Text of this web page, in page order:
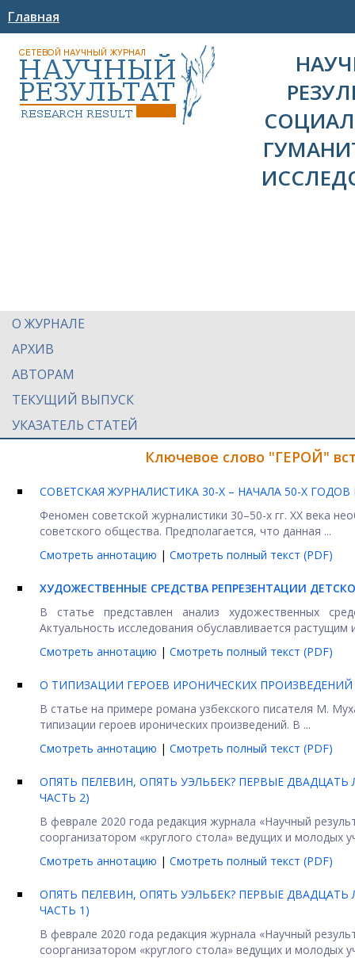
Главная
О ЖУРНАЛЕ
АРХИВ
АВТОРАМ
ТЕКУЩИЙ ВЫПУСК
УКАЗАТЕЛЬ СТАТЕЙ
Ключевое слово "ГЕРОЙ"
СОВЕТСКАЯ ЖУРНАЛИСТИКА 30-Х – НАЧАЛА 50-Х
Феномен советской журналистики 30–50-х гг. ХХ века
советского общества. Предполагается, что данная ...
Смотреть аннотацию | Смотреть полный текст (PDF)
ХУДОЖЕСТВЕННЫЕ СРЕДСТВА РЕПРЕЗЕНТАЦИИ
В статье представлен анализ художественных
Актуальность исследования обуславливается растущим
Смотреть аннотацию | Смотреть полный текст (PDF)
О ТИПИЗАЦИИ ГЕРОЕВ ИРОНИЧЕСКИХ ПРОИЗВЕДЕНИЙ
В статье на примере романа узбекского писателя М.
типизации героев иронических произведений. В ...
Смотреть аннотацию | Смотреть полный текст (PDF)
ОПЯТЬ ПЕЛЕВИН, ОПЯТЬ УЭЛЬБЕК? ПЕРВЫЕ ДВАДЦАТЬ
ЧАСТЬ 2)
В феврале 2020 года редакция журнала «Научный
соорганизатором «круглого стола» ведущих и молодых
Смотреть аннотацию | Смотреть полный текст (PDF)
ОПЯТЬ ПЕЛЕВИН, ОПЯТЬ УЭЛЬБЕК? ПЕРВЫЕ ДВАДЦАТЬ
ЧАСТЬ 1)
В феврале 2020 года редакция журнала «Научный
соорганизатором «круглого стола» ведущих и молодых